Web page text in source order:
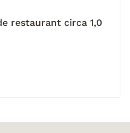
restaurant circa 1,0